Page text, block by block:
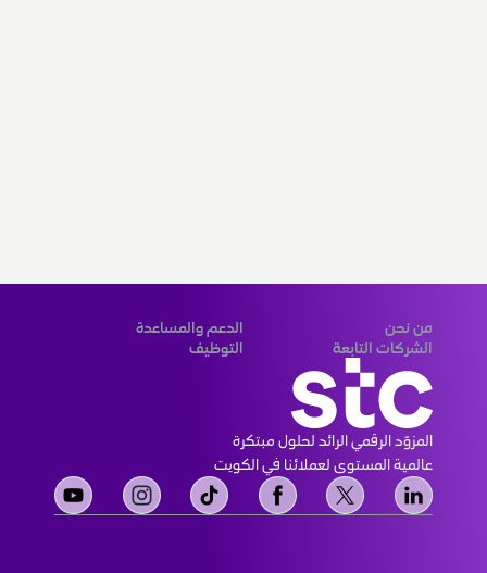
من نحن
الدعم والمساعدة
الشركات التابعة
التوظيف
عالمية المستوى لعملائنا في الكويت